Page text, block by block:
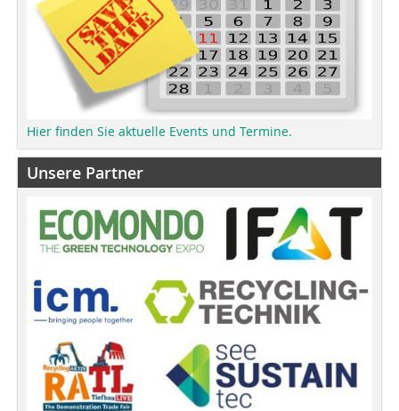
Hier finden Sie aktuelle Events und Termine.
Unsere Partner